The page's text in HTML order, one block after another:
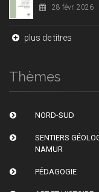
28 févr. 2026
plus de titres
Thèmes
NORD-SUD
SENTIERS
NAMUR
PÉDAGOGIE